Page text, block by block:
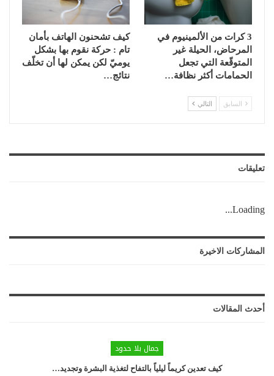
3 كرات من الألمينيوم في
المرحاض، الحيلة غير
المتوقّعة التي تجعل
الحمامات أكثر نظافة…
كيف تشحنون الهاتف بأمان
تام : حركة نقوم بها بشكل
يوميّ لكن يمكن لها أن تخلّف
نتائج…
السابق التالي
تعليقات
Loading...
المشاركات الاخيرة
أحدث المقالات
جمال بلا حدود
كيف تعدين كريماً ليلياً بالتفاح لتغذية البشرة وتجديد…